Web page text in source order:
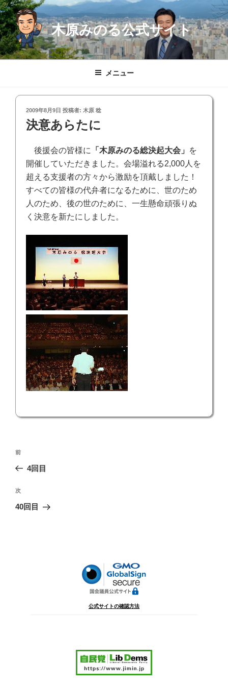
コ
ン
テ
ン
ツ
木原みのる公式サイト
メニュー
投
稿
日:
2009年8月9日 投稿者: 木原 稔
決意あらたに
後援会の皆様に 「木原みのる総決起大会」
を
開催していただきました。会場溢れる2,000人を
超える支援者の方々から激励を頂戴しました！
すべての皆様の代弁者になるために、世のため
人のため、後の世のために、一生懸命頑張りぬ
く決意を新たにしました。
投
ビ
ゲ
前
の
稿
前
4回目
次
の
次
40回目
公式サイトの確認方法